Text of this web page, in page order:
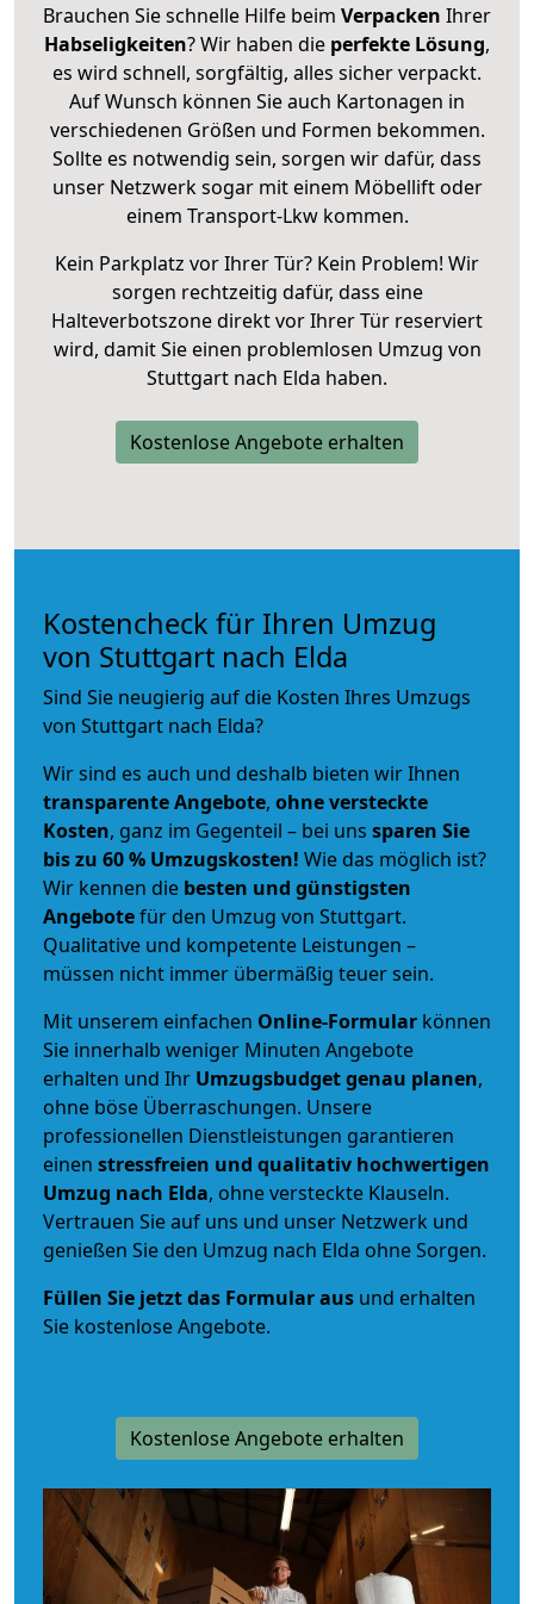
Brauchen Sie schnelle Hilfe beim Verpacken Ihrer
Habseligkeiten? Wir haben die perfekte Lösung,
es wird schnell, sorgfältig, alles sicher verpackt.
Auf Wunsch können Sie auch Kartonagen in
verschiedenen Größen und Formen bekommen.
Sollte es notwendig sein, sorgen wir dafür, dass
unser Netzwerk sogar mit einem Möbellift oder
einem Transport-Lkw kommen.
Kein Parkplatz vor Ihrer Tür? Kein Problem! Wir
sorgen rechtzeitig dafür, dass eine
Halteverbotszone direkt vor Ihrer Tür reserviert
wird, damit Sie einen problemlosen Umzug von
Stuttgart nach Elda haben.
Kostenlose Angebote erhalten
Kostencheck für Ihren Umzug
von Stuttgart nach Elda
Sind Sie neugierig auf die Kosten Ihres Umzugs
von Stuttgart nach Elda?
Wir sind es auch und deshalb bieten wir Ihnen
transparente Angebote, ohne versteckte
Kosten, ganz im Gegenteil – bei uns sparen Sie
bis zu 60 % Umzugskosten! Wie das möglich ist?
Wir kennen die besten und günstigsten
Angebotefür den Umzug von Stuttgart.
Qualitative und kompetente Leistungen –
müssen nicht immer übermäßig teuer sein.
Mit unserem einfachen Online-Formular können
Sie innerhalb weniger Minuten Angebote
erhalten und Ihr Umzugsbudgetgenau planen,
ohne böse Überraschungen. Unsere
professionellen Dienstleistungen garantieren
einen stressfreien und qualitativ hochwertigen
Umzug nach Elda, ohne versteckte Klauseln.
Vertrauen Sie auf uns und unser Netzwerk und
genießen Sie den Umzug nach Elda ohne Sorgen.
Füllen Sie jetzt das Formular aus und erhalten
Sie kostenlose Angebote.
Kostenlose Angebote erhalten